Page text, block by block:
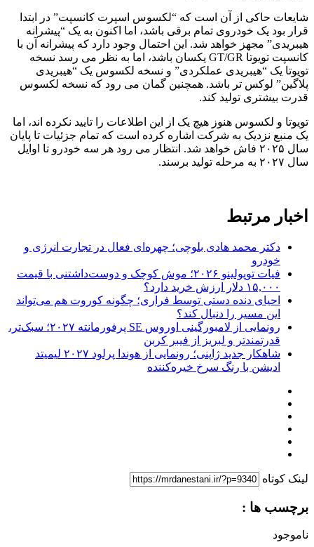
شایعات حاکی از آن است که “لکسوس اسپرت کانسپت” در ابتدا
قرار بود یک خودروی تمام برقی باشد، اما اکنون به یک “پیشرانه
هیبریدی” مجهز خواهد شد. این احتمال وجود دارد که پیشرانه آن با
کانسپت تویوتا GT/GR یکسان باشد، اما به نظر می رسد نسخه
تویوتا یک “هیبریدی عملکردی” و نسخه لکسوس یک “هیبریدی
پلاگین” لوکس تر باشد. همچنین گمان می رود که نسخه لکسوس
قدرت بیشتری تولید کند.
تویوتا و لکسوس هنوز هیچ یک از این اطلاعات را تایید نکرده اند، اما
یک منبع نزدیک به شرکت اشاره کرده است که تمام جزئیات تا پایان
سال ۲۰۲۵ فاش خواهد شد. انتظار می رود هر سه خودرو تا اوایل
سال ۲۰۲۷ به مرحله تولید برسند.
اخبار مرتبط
دکتر محمد هادی بلوچی؛ چهره‌ای فعال در تجارت انرژی و
خودرو
فیات توپولینو ۲۰۲۶؛ موش کوچک و دوست‌داشتنی با قیمت
۱۵,۰۰۰ دلار ارزش خرید دارد؟
احیای دنده دستی توسط فراری؛ چگونه کوروت هم می‌تواند
این مسیر را دنبال کند؟
رونمایی از لامبورگینی اوروس SE پرفورمانته ۲۰۲۷؛ سبک‌تر،
قدرتمندتر و لبریز از فیبر کربن
شاهکار جدید ژاپنی؛ رونمایی از هوندا پرلود ۲۰۲۷ لیمیتد
ادیشن با رنگ سرخ خیره‌کننده
لینک کوتاه
برچسب ها :
ناموجود